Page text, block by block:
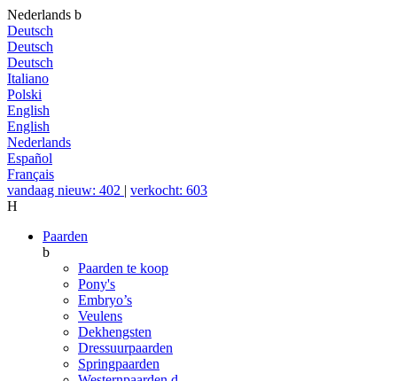
Nederlands b
Deutsch
Deutsch
Deutsch
Italiano
Polski
English
English
Nederlands
Español
Français
vandaag nieuw: 402 | verkocht: 603
H
Paarden
b
Paarden te koop
Pony's
Embryo’s
Veulens
Dekhengsten
Dressuurpaarden
Springpaarden